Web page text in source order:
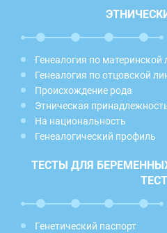
Генеалогия по материнской
Генеалогия по отцовской
Происхождение рода
Этническая
На национальность
Генеалогический профиль
ТЕСТЫ ДЛЯ
Генетический паспорт